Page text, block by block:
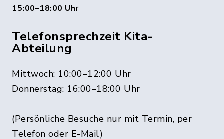
15:00–18:00 Uhr
Telefonsprechzeit Kita-
Abteilung
Mittwoch: 10:00–12:00 Uhr
Donnerstag: 16:00–18:00 Uhr
(Persönliche Besuche nur mit Termin, per
Telefon oder E-Mail)